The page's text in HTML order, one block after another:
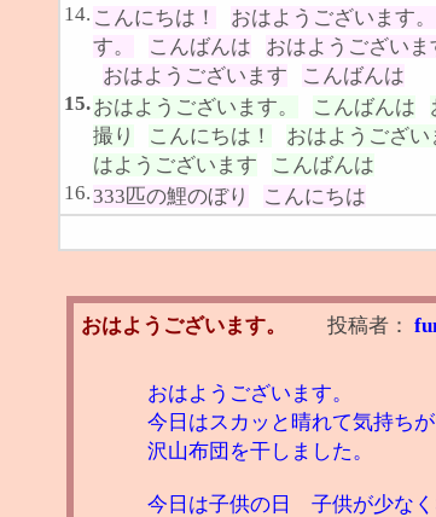
14. こんにちは！ おはようございます。
す。
こんばんは おはようございま
おはようございます
こんばんは
15.おはようございます。 こんばんは
撮り
こんにちは！ おはようござい
はようございます
こんばんは
16.333匹の鯉のぼり
こんにちは
おはようございます。 投稿者：
おはようございます。
今日はスカッと晴れて気持ちが
沢山布団を干しました。
今日は子供の日 子供が少なく